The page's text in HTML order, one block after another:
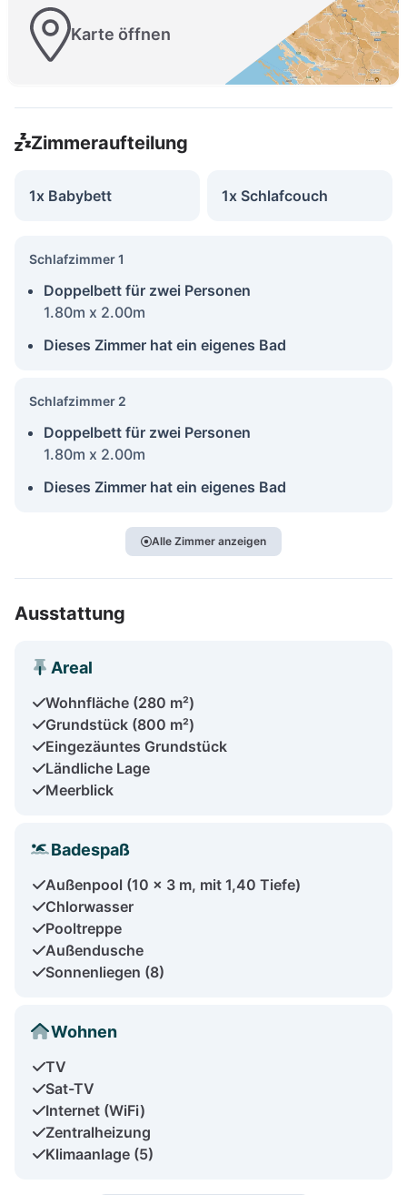
Karte öffnen
Zimmeraufteilung
1x Babybett 1x Schlafcouch
Schlafzimmer 1
Doppelbett für zwei Personen
1.80m x 2.00m
Dieses Zimmer hat ein eigenes Bad
Schlafzimmer 2
Doppelbett für zwei Personen
1.80m x 2.00m
Dieses Zimmer hat ein eigenes Bad
Alle Zimmer anzeigen
Ausstattung
Areal
Wohnfläche (280 m²)
Grundstück (800 m²)
Eingezäuntes Grundstück
Ländliche Lage
Meerblick
Badespaß
Außenpool (10 x 3 m, mit 1,40 Tiefe)
Chlorwasser
Pooltreppe
Außendusche
Sonnenliegen (8)
Wohnen
TV
Sat-TV
Internet (WiFi)
Zentralheizung
Klimaanlage (5)